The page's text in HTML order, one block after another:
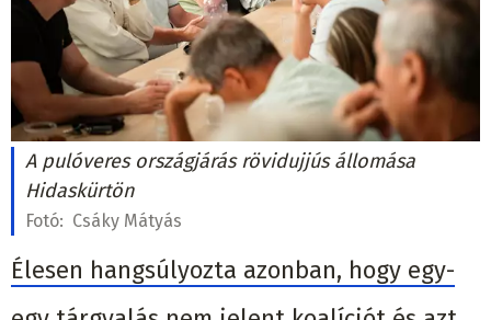
A pulóveres országjárás rövidujjús állomása
Hidaskürtön
Fotó: Csáky Mátyás
Élesen hangsúlyozta azonban, hogy egy-